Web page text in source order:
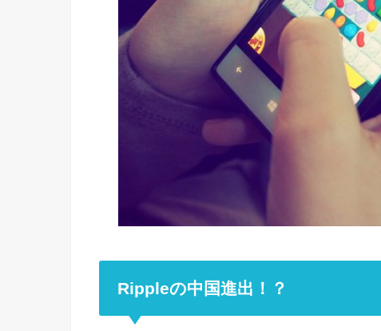
Rippleの中国進出！？